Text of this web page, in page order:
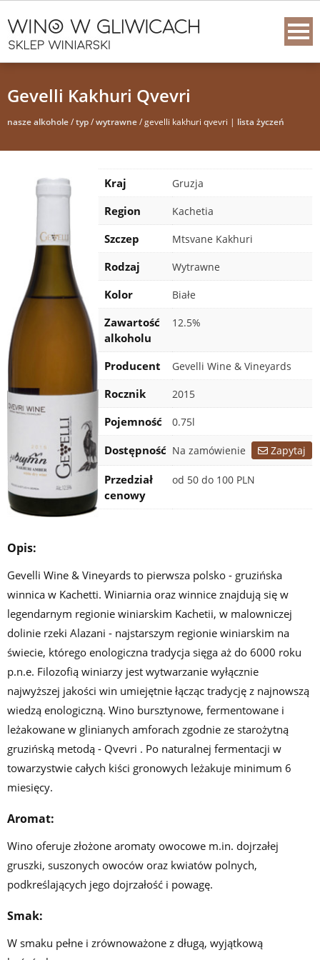
Gevelli Kakhuri Qvevri
nasze alkohole/typ/wytrawne/ gevelli kakhuri qvevri | lista życzeń
Kraj Gruzja
Region Kachetia
Szczep Mtsvane Kakhuri
Rodzaj Wytrawne
Kolor Białe
Zawartość
alkoholu
12.5%
Producent Gevelli Wine & Vineyards
Rocznik 2015
Pojemność 0.75l
Certyfikaty
Dostępność Na zamówienie Zapytaj
Przedział
cenowy
od 50 do 100 PLN
Opis:
Gevelli Wine & Vineyards to pierwsza polsko - gruzińska
winnica w Kachetti. Winiarnia oraz winnice znajdują się w
legendarnym regionie winiarskim Kachetii, w malowniczej
dolinie rzeki Alazani - najstarszym regionie winiarskim na
świecie, którego enologiczna tradycja sięga aż do 6000 roku
p.n.e. Filozofią winiarzy jest wytwarzanie wyłącznie
najwyższej jakości win umiejętnie łącząc tradycję z najnowszą
wiedzą enologiczną. Wino bursztynowe, fermentowane i
leżakowane w glinianych amforach zgodnie ze starożytną
gruzińską metodą - Qvevri . Po naturalnej fermentacji w
towarzystwie całych kiści gronowych leżakuje minimum 6
miesięcy.
Aromat:
Wino oferuje złożone aromaty owocowe m.in. dojrzałej
gruszki, suszonych owoców oraz kwiatów polnych,
podkreślających jego dojrzałość i powagę.
Smak:
W smaku pełne i zrównoważone z długą, wyjątkową